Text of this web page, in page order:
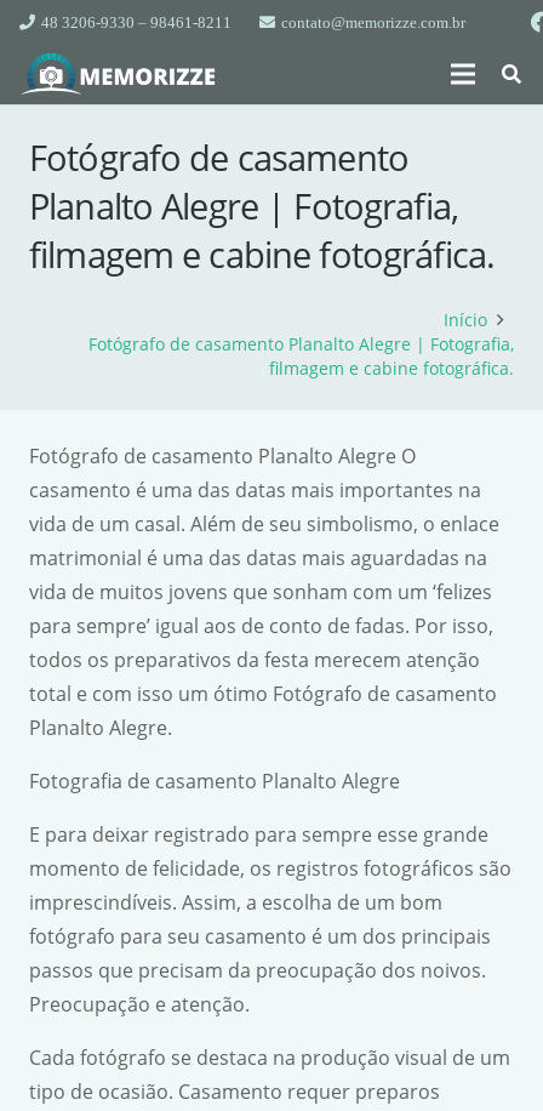
48 3206-9330 – 98461-8211 contato@memorizze.com.br
Fotógrafo de casamento
Planalto Alegre | Fotografia,
filmagem e cabine fotográfica.
Início
Fotógrafo de casamento Planalto Alegre | Fotografia,
filmagem e cabine fotográfica.
Fotógrafo de casamento Planalto Alegre O
casamento é uma das datas mais importantes na
vida de um casal. Além de seu simbolismo, o enlace
matrimonial é uma das datas mais aguardadas na
vida de muitos jovens que sonham com um ‘felizes
para sempre’ igual aos de conto de fadas. Por isso,
todos os preparativos da festa merecem atenção
total e com isso um ótimo Fotógrafo de casamento
Planalto Alegre.
Fotografia de casamento Planalto Alegre
E para deixar registrado para sempre esse grande
momento de felicidade, os registros fotográficos são
imprescindíveis. Assim, a escolha de um bom
fotógrafo para seu casamento é um dos principais
passos que precisam da preocupação dos noivos.
Preocupação e atenção.
Cada fotógrafo se destaca na produção visual de um
tipo de ocasião. Casamento requer preparos